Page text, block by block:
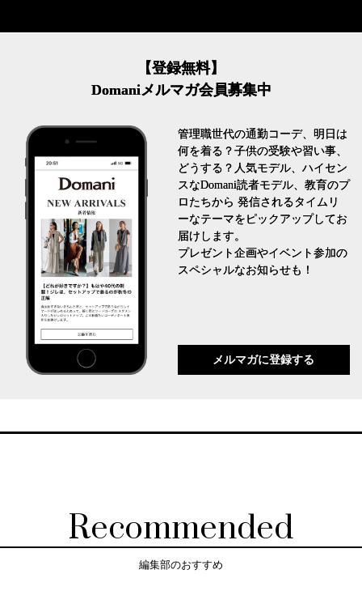
【登録無料】
Domaniメルマガ会員募集中
管理職世代の通勤コーデ、明日は
何を着る？子供の受験や習い事、
どうする？人気モデル、ハイセン
スなDomani読者モデル、教育のプ
ロたちから 発信されるタイムリ
ーなテーマをピックアップしてお
届けします。
プレゼント企画やイベント参加の
スペシャルなお知らせも！
メルマガに登録する
Recommended
編集部のおすすめ